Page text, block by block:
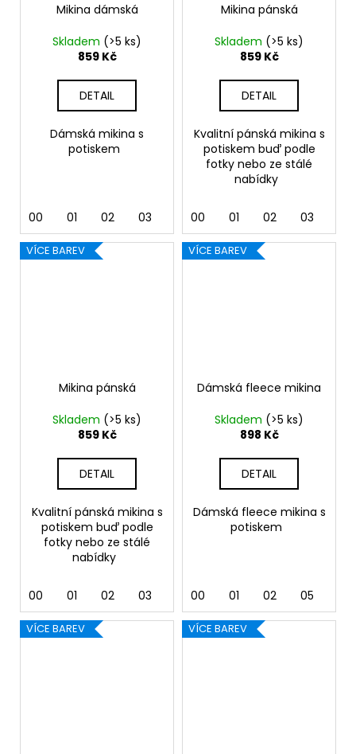
Mikina dámská
Skladem (>5 ks)
859 Kč
DETAIL
Dámská mikina s
potiskem
00 01 02 03 06 07
Mikina pánská
Skladem (>5 ks)
859 Kč
DETAIL
Kvalitní pánská mikina s
potiskem buď podle
fotky nebo ze stálé
nabídky
00 01 02 03
VÍCE BAREV
Mikina pánská
Skladem (>5 ks)
859 Kč
DETAIL
Kvalitní pánská mikina s
potiskem buď podle
fotky nebo ze stálé
nabídky
00 01 02 03 06 07
VÍCE BAREV
Dámská fleece mikina
Skladem (>5 ks)
898 Kč
DETAIL
Dámská fleece mikina s
potiskem
00 01 02 05
VÍCE BAREV VÍCE BAREV